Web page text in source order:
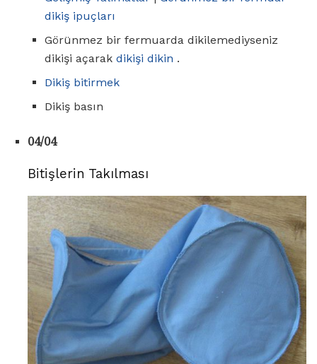
dikiş ipuçları
Görünmez bir fermuarda dikilemediyseniz
dikişi açarak dikişi dikin .
Dikiş bitirmek
Dikiş basın
04/04
Bitişlerin Takılması